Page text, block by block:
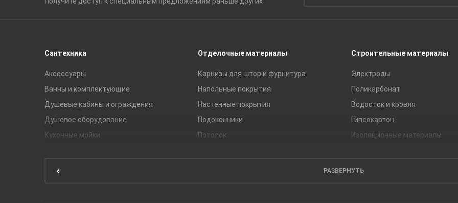
Сантехника
Аксессуары
Ванны и комплектующие
Душевые кабины и ограждения
Душевое оборудование
Кухонные мойки
Отделочные материалы
Карнизы для штор и фурнитура
Напольные покрытия
Настенные покрытия
Подоконники
Потолок
Строительные материалы
Электроды
Поликарбонат
Водосток и кровля
Гипсокартон
Изоляционные материалы
РАЗВЕРНУТЬ